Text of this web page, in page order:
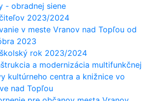
- obradnej siene
2023/2024
v meste Vranov nad Topľou od
2023
rok 2023/2024
a modernizácia multifunkčnej
kultúrneho centra a knižnice vo
nad Topľou